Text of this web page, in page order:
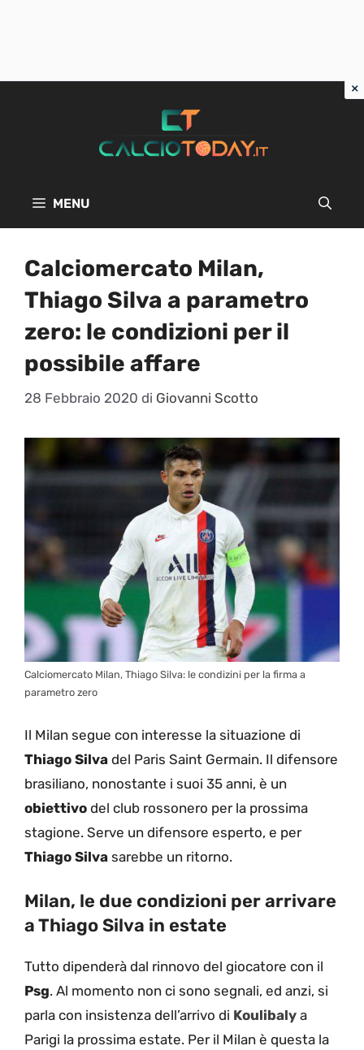
MENU
Calciomercato Milan,
Thiago Silva a parametro
zero: le condizioni per il
possibile affare
28 Febbraio 2020 di Giovanni Scotto
Calciomercato Milan, Thiago Silva: le condizini per la firma a
parametro zero
Il Milan segue con interesse la situazione di
Thiago Silva del Paris Saint Germain. Il difensore
brasiliano, nonostante i suoi 35 anni, è un
obiettivo del club rossonero per la prossima
stagione. Serve un difensore esperto, e per
Thiago Silva sarebbe un ritorno.
Milan, le due condizioni per arrivare
a Thiago Silva in estate
Tutto dipenderà dal rinnovo del giocatore con il
Psg. Al momento non ci sono segnali, ed anzi, si
parla con insistenza dell’arrivo di Koulibaly a
Parigi la prossima estate. Per il Milan è questa la